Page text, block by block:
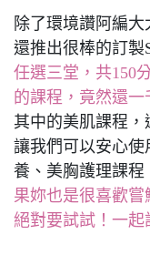
除了環境讚阿編
還推出很棒的訂製
任選三堂，共150
的課程，竟然還一
其中的美肌課程，
讓我們可以安心
養、美胸護理課
果妳也是很喜歡
絕對要試試！一起